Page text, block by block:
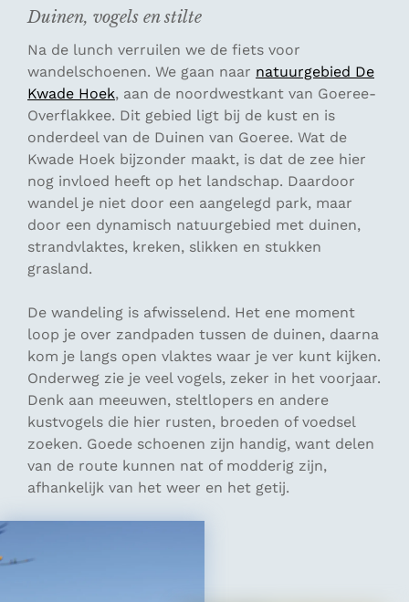
Duinen, vogels en stilte
Na de lunch verruilen we de fiets voor
wandelschoenen. We gaan naar natuurgebied De
Kwade Hoek, aan de noordwestkant van Goeree-
Overflakkee. Dit gebied ligt bij de kust en is
onderdeel van de Duinen van Goeree. Wat de
Kwade Hoek bijzonder maakt, is dat de zee hier
nog invloed heeft op het landschap. Daardoor
wandel je niet door een aangelegd park, maar
door een dynamisch natuurgebied met duinen,
strandvlaktes, kreken, slikken en stukken
grasland.
De wandeling is afwisselend. Het ene moment
loop je over zandpaden tussen de duinen, daarna
kom je langs open vlaktes waar je ver kunt kijken.
Onderweg zie je veel vogels, zeker in het voorjaar.
Denk aan meeuwen, steltlopers en andere
kustvogels die hier rusten, broeden of voedsel
zoeken. Goede schoenen zijn handig, want delen
van de route kunnen nat of modderig zijn,
afhankelijk van het weer en het getij.